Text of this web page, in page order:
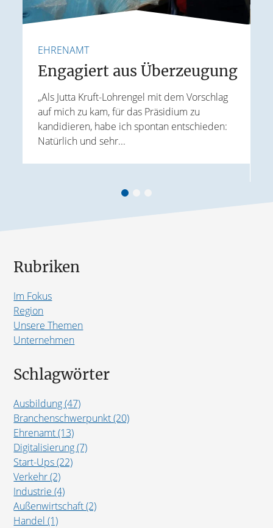
EHRENAMT
Engagiert aus Überzeugung
„Als Jutta Kruft-Lohrengel mit dem Vorschlag
auf mich zu kam, für das Präsidium zu
kandidieren, habe ich spontan entschieden:
Natürlich und sehr...
Rubriken
Im Fokus
Region
Unsere Themen
Unternehmen
Schlagwörter
Ausbildung (47)
Branchenschwerpunkt (20)
Ehrenamt (13)
Digitalisierung (7)
Start-Ups (22)
Verkehr (2)
Industrie (4)
Außenwirtschaft (2)
Handel (1)